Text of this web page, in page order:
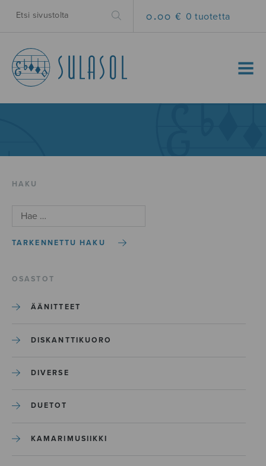
0.00 € 0 tuotetta
MENU
HAKU
TARKENNETTU HAKU
OSASTOT
ÄÄNITTEET
DISKANTTIKUORO
DIVERSE
DUETOT
KAMARIMUSIIKKI